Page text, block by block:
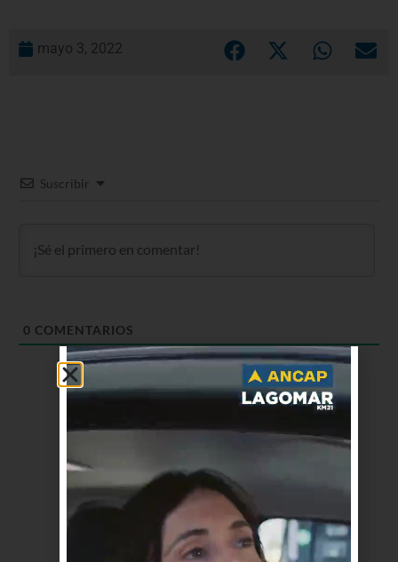
mayo 3, 2022
Suscribir
0 COMENTARIOS